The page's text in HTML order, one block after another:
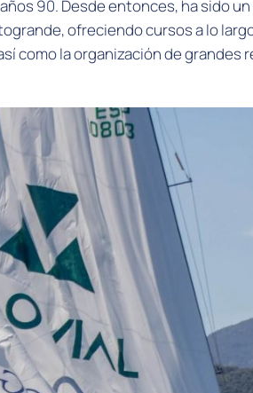
90. Desde entonces, ha sido
ofreciendo cursos a lo
como la organización de grandes